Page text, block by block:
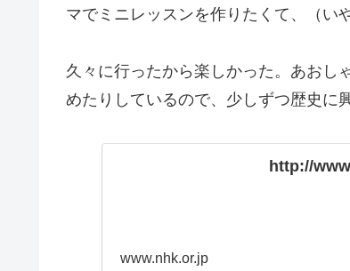
マでミニレッスンを作りたくて、（い
久々に行ったから楽しかった。あおし
めたりしているので、少しずつ歴史に
http://
www.nhk.or.jp